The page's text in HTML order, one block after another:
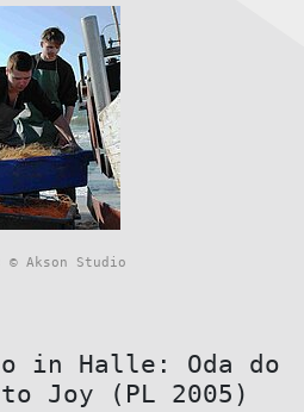
© Akson Studio
in Halle: Oda do
Joy (PL 2005)